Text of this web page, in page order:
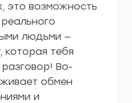
это возможность
людьми —
которая тебя
Во-
обмен
и